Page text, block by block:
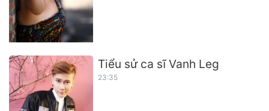
Tiểu sử ca sĩ Vanh Leg
23:35